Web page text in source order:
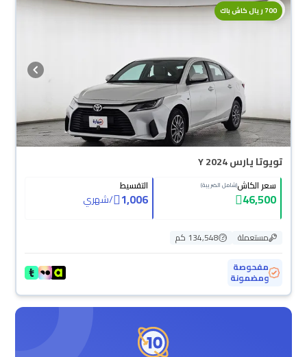
700 ريال كاش باك
تويوتا يارس Y 2024
سعر الكاش(شامل الضريبة)
46,500
التقسيط
1,006
/شهري
مستعملة
134,548 كم
مفحوصة
ومضمونة